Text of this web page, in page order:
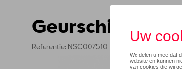
Geurschijf
Referentie: NSC007510